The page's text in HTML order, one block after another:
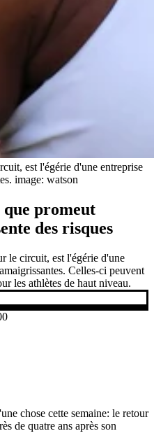
est l'égérie d'une entreprise
image: watson
promeut
des risques
le circuit, est l'égérie d'une
Celles-ci peuvent
les athlètes de haut niveau.
chose cette semaine: le retour
de quatre ans après son